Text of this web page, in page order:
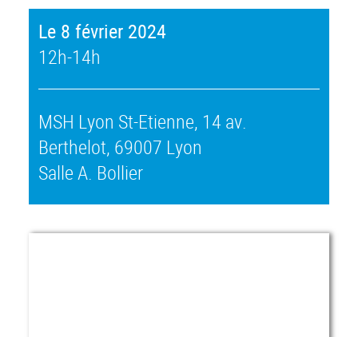
Le 8 février 2024
12h-14h
MSH Lyon St-Etienne, 14 av.
Berthelot, 69007 Lyon
Salle A. Bollier